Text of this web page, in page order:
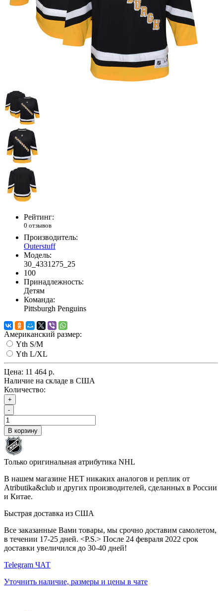
Рейтинг:
0 отзывов
Производитель:
Outerstuff
Модель:
30_4331275_25
100
Принадлежность:
Детям
Команда:
Pittsburgh Penguins
Американский размер:
Yth S/M
Yth L/XL
Цена: 11 464 р.
Наличие на складе в США
Количество:
+
-
В корзину
Только оригинальная атрибутика NHL
В нашем магазине НЕТ никаких аналогов и реплик от
Atributika&club и других производителей, сделанных в России
и Китае.
Быстрая доставка из США
Все заказанные Вами товары, мы срочно доставим самолетом,
в течении 17-25 дней. <P.S.> После 24 февраля 2022 срок
доставки увеличился до 30-40 дней!
Telegram ЧАТ
Уточнить наличие, размеры и цены в чате